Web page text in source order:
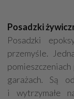
Posadzki
Posadzki
przemyśle.
garażach. Są
i wytrzymałe